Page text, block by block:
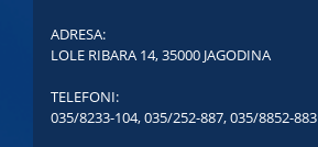
ADRESA:
LOLE RIBARA 14, 35000 JAGODINA
TELEFONI:
035/8233-104,035/252-887,035/8852-883